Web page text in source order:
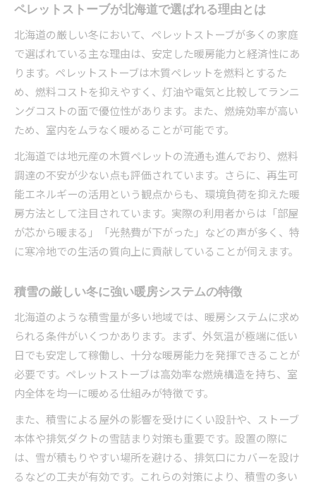
ペレットストーブの静音性と快適性を追求
寒冷地向けモデルの暖房能力に注目
ペレットストーブで光熱費を抑える工夫
暖房選びで後悔しない積雪地域の知恵
ペレットストーブ選びで失敗しないチェックポ
イント
暖房能力と住宅性能のミスマッチを防ぐ方法
導入前に確認したいメンテナンスの手間
ペレットストーブと他暖房の併用の利点
ペレットストーブ導入時の注意点と実践例
ペレットストーブ導入で注意すべきポイント
メンテナンス負担を減らす実践的な方法
燃料コストと保管スペースの確保術
ペレットストーブ利用者の体験談から学ぶ
断熱と積雪対策で快適な冬を実現する秘訣
断熱強化とペレットストーブの組み合わせ効果
気密性向上で暖房効率を最大限に活用
ペレットストーブで冬の室内環境を改善
冷気侵入を防ぐ玄関や窓の断熱工夫
ペレットストーブが北海道で選ばれる理由とは
北海道の厳しい冬において、ペレットストーブが多くの家庭
で選ばれている主な理由は、安定した暖房能力と経済性にあ
ります。ペレットストーブは木質ペレットを燃料とするた
め、燃料コストを抑えやすく、灯油や電気と比較してランニ
ングコストの面で優位性があります。また、燃焼効率が高い
ため、室内をムラなく暖めることが可能です。
北海道では地元産の木質ペレットの流通も進んでおり、燃料
調達の不安が少ない点も評価されています。さらに、再生可
能エネルギーの活用という観点からも、環境負荷を抑えた暖
房方法として注目されています。実際の利用者からは「部屋
が芯から暖まる」「光熱費が下がった」などの声が多く、特
に寒冷地での生活の質向上に貢献していることが伺えます。
積雪の厳しい冬に強い暖房システムの特徴
北海道のような積雪量が多い地域では、暖房システムに求め
られる条件がいくつかあります。まず、外気温が極端に低い
日でも安定して稼働し、十分な暖房能力を発揮できることが
必要です。ペレットストーブは高効率な燃焼構造を持ち、室
内全体を均一に暖める仕組みが特徴です。
また、積雪による屋外の影響を受けにくい設計や、ストーブ
本体や排気ダクトの雪詰まり対策も重要です。設置の際に
は、雪が積もりやすい場所を避ける、排気口にカバーを設け
るなどの工夫が有効です。これらの対策により、積雪の多い